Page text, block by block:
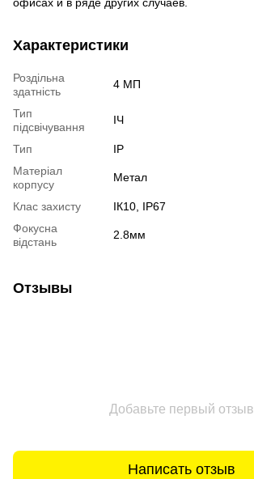
Характеристики
Роздільна
здатність
4 МП
Тип
підсвічування
ІЧ
Тип
IP
Матеріал
корпусу
Метал
Клас захисту
ІК10, IP67
Фокусна
відстань
2.8мм
Отзывы
Добавьте первый отзыв
Написать отзыв